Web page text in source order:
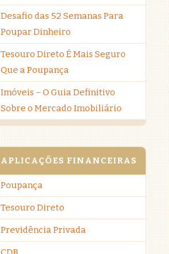
Desafio das 52 Semanas Para
Poupar Dinheiro
Tesouro Direto É Mais Seguro
Que a Poupança
Imóveis – O Guia Definitivo
Sobre o Mercado Imobiliário
APLICAÇÕES FINANCEIRAS
Poupança
Tesouro Direto
Previdência Privada